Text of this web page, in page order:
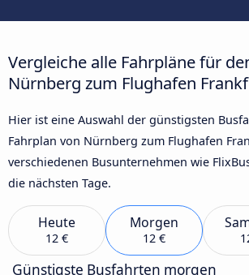
Vergleiche alle Fahrpläne für
Nürnberg zum Flughafen
Hier ist eine Auswahl der günstigsten
Fahrplan von Nürnberg zum Flughafen
verschiedenen Busunternehmen wie
die nächsten Tage.
Heute
12 €
Morgen
12 €
Günstigste Busfahrten morgen